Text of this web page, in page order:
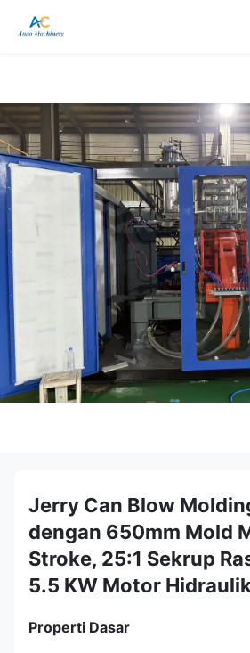
Jerry Can Blow
dengan 650mm Mold
Stroke, 25:1 Sekrup
5.5 KW Motor
Properti Dasar